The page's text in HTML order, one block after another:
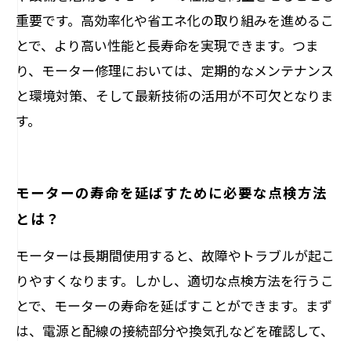
重要です。高効率化や省エネ化の取り組みを進めるこ
とで、より高い性能と長寿命を実現できます。つま
り、モーター修理においては、定期的なメンテナンス
と環境対策、そして最新技術の活用が不可欠となりま
す。
モーターの寿命を延ばすために必要な点検方法
とは？
モーターは長期間使用すると、故障やトラブルが起こ
りやすくなります。しかし、適切な点検方法を行うこ
とで、モーターの寿命を延ばすことができます。まず
は、電源と配線の接続部分や換気孔などを確認して、